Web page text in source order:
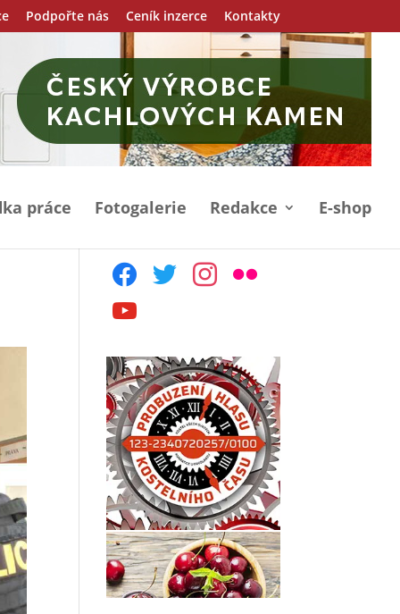
Podpořte nás Ceník inzerce Kontakty
práce Fotogalerie Redakce E-shop
facebooktwitter instagram
flickr
youtube